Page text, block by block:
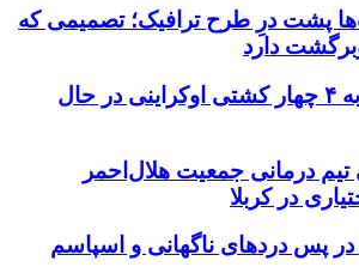
پشت درِ طرح ترافیک؛ تصمیمی که
حمله روسیه به ۴ چهار کشتی اوکراینی در حال
درمانی جمعیت هلال‌احمر
در کربلا
در پس دردهای ناگهانی و اسپاسم